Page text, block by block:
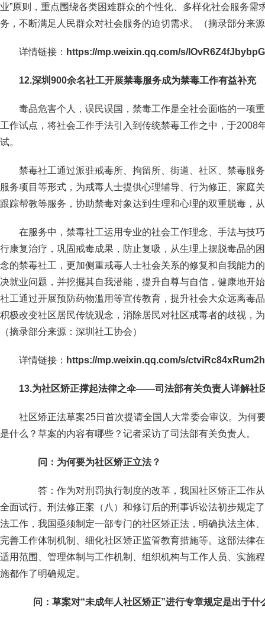
业”原则，重点围绕各类困难群众的个性化、多样化社会服务需
务，不断满足人民群众对社会服务的迫切需求。（摘录部分来
详情链接： https://mp.weixin.qq.com/s/
12.深圳900余名社工开展禁毒服务成为禁毒工作有益补充
毒品危害个人，误民误国，禁毒工作是全社会面临的一项
工作试点，将社会工作手法引入到传统禁毒工作之中，于2008
试。
禁毒社工通过派驻戒毒所、拘留所、街道、社区、禁毒服
服务项目等形式，为戒毒人士提供心理辅导、行为修正、家庭
跟踪帮教等服务，协助禁毒对象达到生理和心理的双重脱毒，
在服务中，禁毒社工运用专业的社会工作理念、手法与技
行康复治疗，巩固戒毒成果，防止复吸，从生理上摆脱毒品的
念的禁毒社工，更加侧重戒毒人士社会关系的修复和自我能力
决就业问题，并挖掘其自我潜能，提升自尊与自信，健康地开
社工通过开展预防药物滥用等宣传教育，提升社会大众远离毒
积极改变社区居民传统观念，消除居民对社区戒毒者的歧视，
（摘录部分来源：深圳社工协会）
详情链接： https://mp.weixin.qq.com/s/
13.为社区矫正撑起法律之伞——司法部有关负责人详解社
社区矫正法草案25日首次提请全国人大常委会审议。为何
是什么？草案的内容有哪些？记者采访了司法部有关负责人。
问：为何要为社区矫正立法？
答：作为对刑罚执行制度的改革，我国社区矫正工作
全面试行。刑法修正案（八）和修订后的刑事诉讼法初步规定
法工作，我国亟须制定一部专门的社区矫正法，明确执法主体
完善工作体制机制、细化社区矫正监管教育措施等。这部法律
适用范围、管理体制与工作机制、组织机构与工作人员、实施
施都作了明确规定。
问：草案对“未成年人社区矫正”进行专章规定是出于什